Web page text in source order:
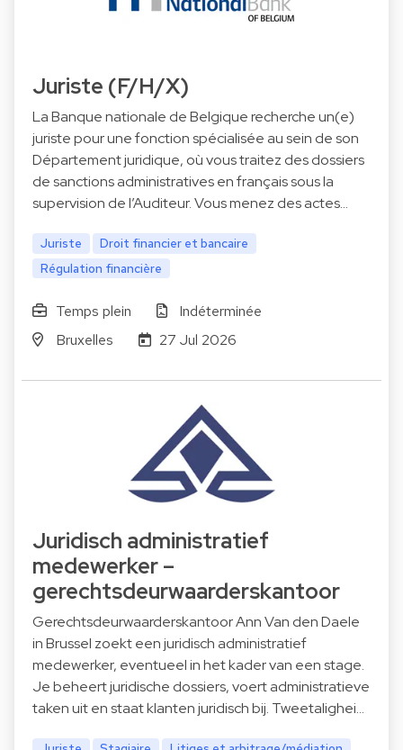
Juriste (F/H/X)
La Banque nationale de Belgique recherche un(e)
juriste pour une fonction spécialisée au sein de son
Département juridique, où vous traitez des dossiers
de sanctions administratives en français sous la
supervision de l’Auditeur. Vous menez des actes…
Juriste
Droit financier et bancaire
Régulation financière
Temps plein
Indéterminée
Bruxelles
27 Jul 2026
Juridisch administratief
medewerker –
gerechtsdeurwaarderskantoor
Gerechtsdeurwaarderskantoor Ann Van den Daele
in Brussel zoekt een juridisch administratief
medewerker, eventueel in het kader van een stage.
Je beheert juridische dossiers, voert administratieve
taken uit en staat klanten juridisch bij. Tweetalighei…